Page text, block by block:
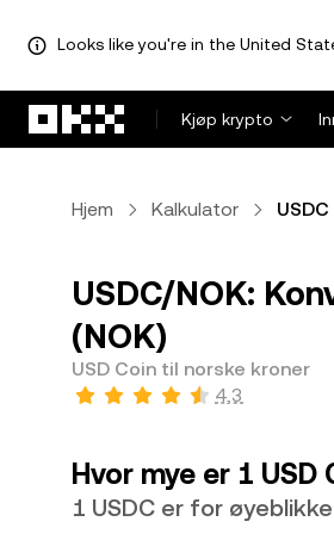
Looks like you're in the United
Kjøp krypto
Hjem Kalkulator
USDC/NOK:
(NOK)
USD Coin til norske kroner
4,3
Hvor mye er 1
1 USDC er for